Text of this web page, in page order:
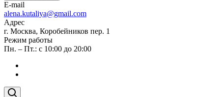
E-mail
alena.kutaliya@gmail.com
Адрес
г. Москва, Коробейников пер. 1
Режим работы
Пн. – Пт.: с 10:00 до 20:00